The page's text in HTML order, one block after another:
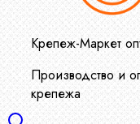
Крепеж-Маркет
Производство и
крепежа